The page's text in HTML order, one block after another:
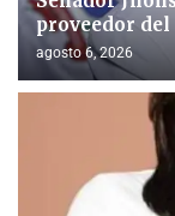
proveedor del
agosto 6, 2026